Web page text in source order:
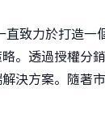
致力於打造一
。透過授權分
決方案。隨著